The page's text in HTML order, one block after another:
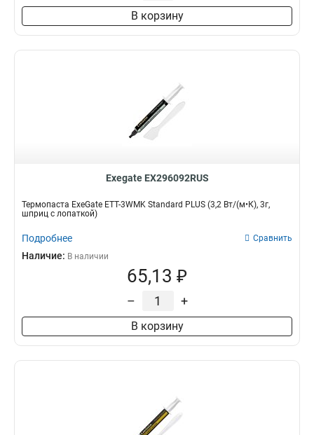
В корзину
Exegate EX296092RUS
Термопаста ExeGate ETТ-3WMK Standard PLUS (3,2 Вт/(м•К), 3г,
шприц с лопаткой)
Подробнее Сравнить
Наличие: В наличии
65,13 ₽
– +
В корзину